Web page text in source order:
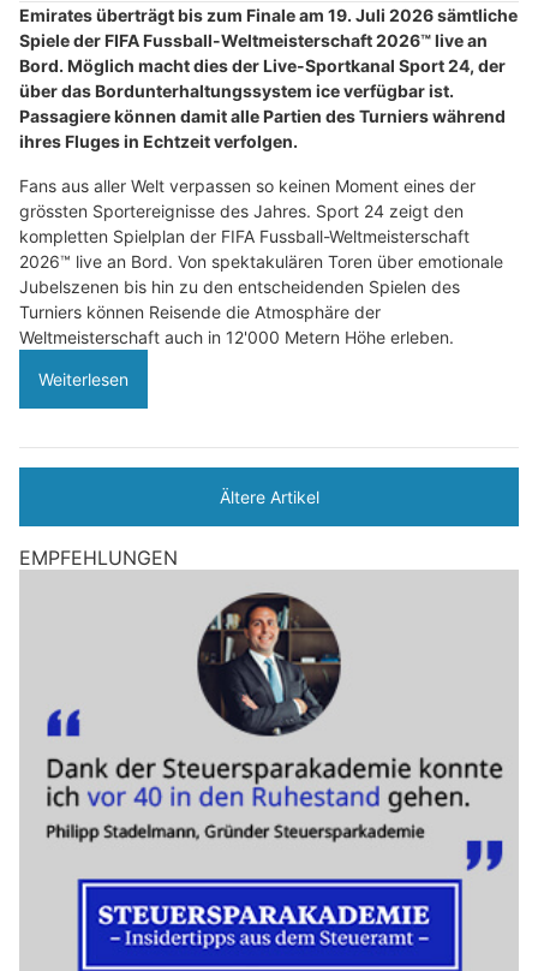
Emirates überträgt bis zum Finale am 19. Juli 2026 sämtliche
Spiele der FIFA Fussball-Weltmeisterschaft 2026™ live an
Bord. Möglich macht dies der Live-Sportkanal Sport 24, der
über das Bordunterhaltungssystem ice verfügbar ist.
Passagiere können damit alle Partien des Turniers während
ihres Fluges in Echtzeit verfolgen.
Fans aus aller Welt verpassen so keinen Moment eines der
grössten Sportereignisse des Jahres. Sport 24 zeigt den
kompletten Spielplan der FIFA Fussball-Weltmeisterschaft
2026™ live an Bord. Von spektakulären Toren über emotionale
Jubelszenen bis hin zu den entscheidenden Spielen des
Turniers können Reisende die Atmosphäre der
Weltmeisterschaft auch in 12'000 Metern Höhe erleben.
Weiterlesen
Ältere Artikel
EMPFEHLUNGEN